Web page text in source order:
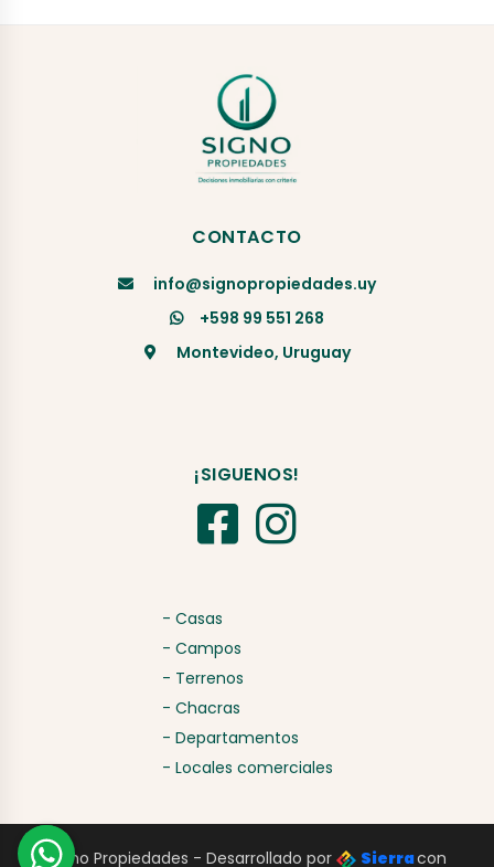
CONTACTO
info@signopropiedades.uy
+598 99 551 268
Montevideo, Uruguay
¡SIGUENOS!
- Casas
- Campos
- Terrenos
- Chacras
- Departamentos
- Locales comerciales
Signo Propiedades - Desarrollado por Sierracon